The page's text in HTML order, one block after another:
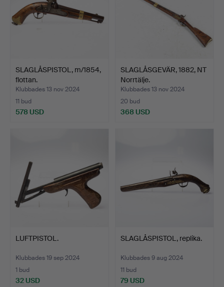
SLAGLÅSPISTOL, m/1854,
flottan.
Klubbades 13 nov 2024
11 bud
578 USD
SLAGLÅSGEVÄR, 1882, NT
Norrtälje.
Klubbades 13 nov 2024
20 bud
368 USD
LUFTPISTOL.
Klubbades 19 sep 2024
1 bud
32 USD
SLAGLÅSPISTOL, replika.
Klubbades 9 aug 2024
11 bud
79 USD